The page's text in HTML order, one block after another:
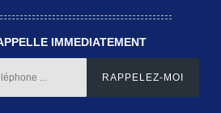
IMMEDIATEMENT